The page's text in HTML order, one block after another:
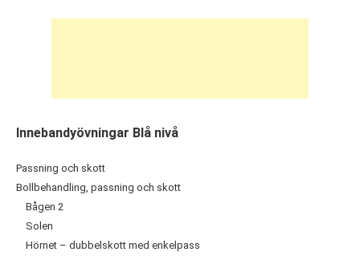
Innebandyövningar Blå nivå
Passning och skott
Bollbehandling, passning och skott
Bågen 2
Solen
Hörnet – dubbelskott med enkelpass